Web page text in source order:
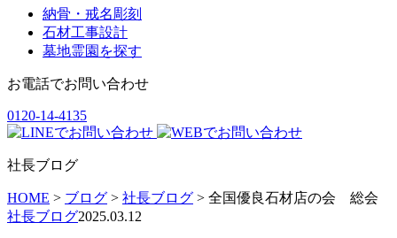
納骨・戒名彫刻
石材工事設計
墓地霊園を探す
お電話でお問い合わせ
0120-14-4135
社長ブログ
HOME > ブログ > 社長ブログ > 全国優良石材店の会 総会
社長ブログ2025.03.12